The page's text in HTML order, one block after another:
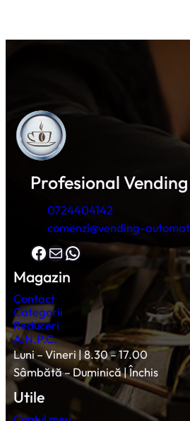
Profesional
0724404142
comenzi@vending-
Facebook Mail WhatsApp
Magazin
Contact
Categorii
Reduceri
A.N.P.C.
Luni – Vineri | 8.30 – 17.00
Sâmbătă – Duminică | Închis
Utile